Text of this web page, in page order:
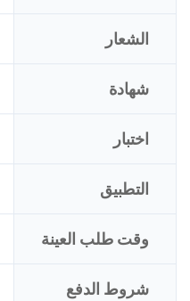
الشعار
شهادة
اختبار
التطبيق
وقت طلب العينة
شروط الدفع